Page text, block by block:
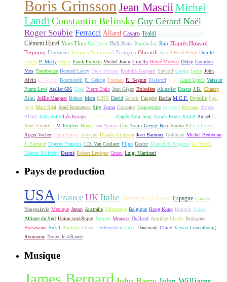
Boris Grinsson Jean Mascii Michel
Landi Constantin Belinsky Guy Gérard Noël
Roger Soubie Ferracci Allard Casaro Tealdi Jouineau Bourduge
Clément Hurel Yves Thos Kerfyser Bob Peak Koutachy Rau D'après Howard
Terpning Fourastié Jacques Bonneaud François Ghirardi Xarrié René Péron Druillet
Floc'h P. Marty Venin Frank Frazetta Michel Jouin Ciriello Hervé Morvan Okley Gourdon
Mos Trambouze Bernard Lancy Drew Struzan Rodolfo Gasparri Savkoff Googe Joann John
Alvin E. Sciotti Boumendil R. Geleng Fouteau R. Seguin Kislaroff Alain Lynch Vaissier
Pierre Levé Atelier 606 Head Pierre Etaix Jean Gigax Boissière Akinstler Deseta J.B.
Chanay
Brini Joëlle Marquet Brénot Mara RINN David Sciotti Faugère Bacha M.C.P. Peyrolle Paul
Igert Marc Réal René Renneteau Siry Zoran Gonzalez Beaugendre Bertrand Piovano d'après
Allard John Solie Léo Kouper John Berkey d'après Tom Jung d'après Roger Kastel Amsel C.
René Cerutti J.M Politeer Bouy Jean Simon Cris Tonin George Barr Studio E2 Collignon
Roger Vacher Henri Faivre Arnstam D'après Grinsson Jean Barnoux Goldman Michel Berberian
J. Barbaud D'après François J.D. Van Caulaert Flipo Dastor Manuel de Rugama G. Pezeril
D'après Belinsky Desmé Robert Lévèque Gruau Luigi Martinati
Pays de production
USA France UK Italie Allemagne de l'ouest Espagne Canada
Yougoslavie Mexique Japon Australie Allemagne Belgique Hong Kong Hongrie Suisse
Afrique du Sud Union soviétique Turquie Monaco Thaïland Autriche Irlande Botswana
Botsawana Brésil Portugal Liban Liechtenstein Grèce Danemark Chine Taïwan Luxembourg
Roumanie Nouvelle-Zélande
Musique